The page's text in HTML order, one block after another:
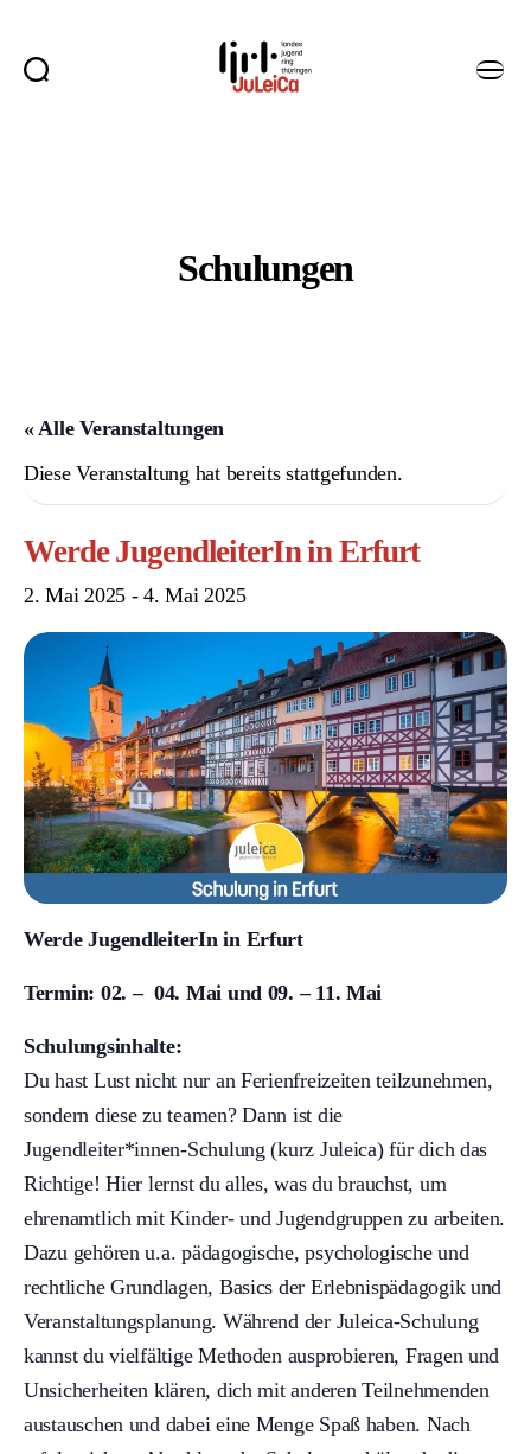
Schulungen
« Alle Veranstaltungen
Diese Veranstaltung hat bereits stattgefunden.
Werde JugendleiterIn in Erfurt
2. Mai 2025 -4. Mai 2025
Werde JugendleiterIn in Erfurt
Termin: 02. – 04. Mai und 09. – 11. Mai
Schulungsinhalte:
Du hast Lust nicht nur an Ferienfreizeiten teilzunehmen,
sondern diese zu teamen? Dann ist die
Jugendleiter*innen-Schulung (kurz Juleica) für dich das
Richtige! Hier lernst du alles, was du brauchst, um
ehrenamtlich mit Kinder- und Jugendgruppen zu arbeiten.
Dazu gehören u.a. pädagogische, psychologische und
rechtliche Grundlagen, Basics der Erlebnispädagogik und
Veranstaltungsplanung. Während der Juleica-Schulung
kannst du vielfältige Methoden ausprobieren, Fragen und
Unsicherheiten klären, dich mit anderen Teilnehmenden
austauschen und dabei eine Menge Spaß haben. Nach